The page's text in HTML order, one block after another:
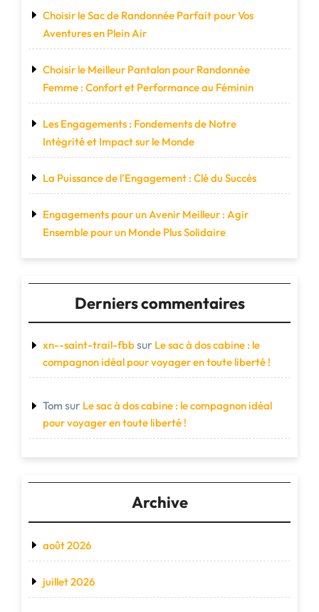
Choisir le Sac de Randonnée Parfait pour Vos
Aventures en Plein Air
Choisir le Meilleur Pantalon pour Randonnée
Femme : Confort et Performance au Féminin
Les Engagements : Fondements de Notre
Intégrité et Impact sur le Monde
La Puissance de l’Engagement : Clé du Succès
Engagements pour un Avenir Meilleur : Agir
Ensemble pour un Monde Plus Solidaire
Derniers commentaires
xn--saint-trail-fbbsur Le sac à dos cabine : le
compagnon idéal pour voyager en toute liberté !
Tom sur Le sac à dos cabine : le compagnon idéal
pour voyager en toute liberté !
Archive
août 2026
juillet 2026